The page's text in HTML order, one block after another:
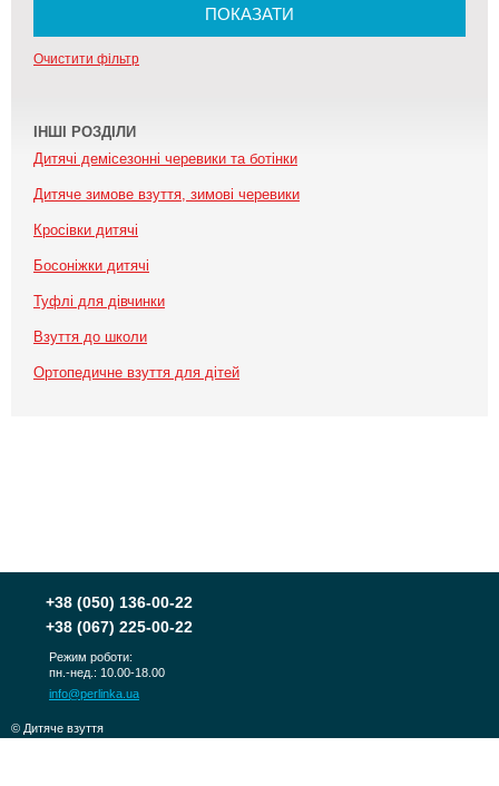
ПОКАЗАТИ
Очистити фільтр
ІНШІ РОЗДІЛИ
Дитячі демісезонні черевики та ботінки
Дитяче зимове взуття, зимові черевики
Кросівки дитячі
Босоніжки дитячі
Туфлі для дівчинки
Взуття до школи
Ортопедичне взуття для дітей
+38 (050) 136-00-22
+38 (067) 225-00-22
Режим роботи:
пн.-нед.: 10.00-18.00
info@perlinka.ua
© Дитяче взуття